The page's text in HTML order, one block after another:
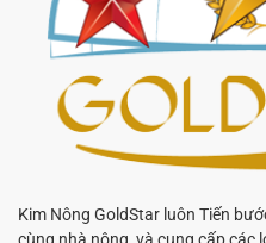
Kim Nông GoldStar luôn Tiến